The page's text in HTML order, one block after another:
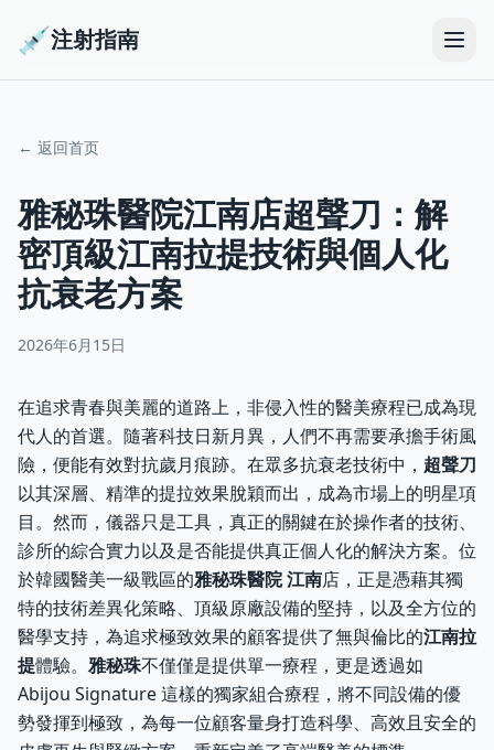
💉注射指南
← 返回首页
雅秘珠醫院江南店超聲刀：解
密頂級江南拉提技術與個人化
抗衰老方案
2026年6月15日
在追求青春與美麗的道路上，非侵入性的醫美療程已成為現
代人的首選。隨著科技日新月異，人們不再需要承擔手術風
險，便能有效對抗歲月痕跡。在眾多抗衰老技術中， 超聲刀
以其深層、精準的提拉效果脫穎而出，成為市場上的明星項
目。然而，儀器只是工具，真正的關鍵在於操作者的技術、
診所的綜合實力以及是否能提供真正個人化的解決方案。位
於韓國醫美一級戰區的雅秘珠醫院 江南店，正是憑藉其獨
特的技術差異化策略、頂級原廠設備的堅持，以及全方位的
醫學支持，為追求極致效果的顧客提供了無與倫比的江南拉
提體驗。 雅秘珠不僅僅是提供單一療程，更是透過如
Abijou Signature 這樣的獨家組合療程，將不同設備的優
勢發揮到極致，為每一位顧客量身打造科學、高效且安全的